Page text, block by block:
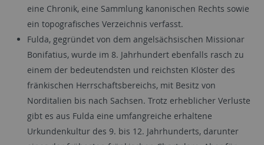
eine Chronik, eine Sammlung kanonischen Rechts sowie
ein topografisches Verzeichnis verfasst.
Fulda, gegründet von dem angelsächsischen Missionar
Bonifatius, wurde im 8. Jahrhundert ebenfalls rasch zu
einem der bedeutendsten und reichsten Klöster des
fränkischen Herrschaftsbereichs, mit Besitz von
Norditalien bis nach Sachsen. Trotz erheblicher Verluste
gibt es aus Fulda eine umfangreiche erhaltene
Urkundenkultur des 9. bis 12. Jahrhunderts, darunter